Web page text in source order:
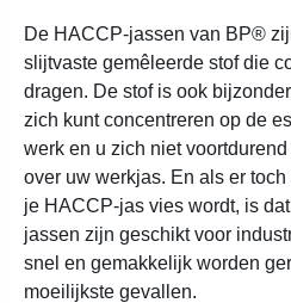
De HACCP-jassen van BP®
slijtvaste gemêleerde stof die
dragen. De stof is ook
zich kunt concentreren op de
werk en u zich niet
over uw werkjas. En als er
je HACCP-jas vies wordt, is
jassen zijn geschikt voor
snel en gemakkelijk worden
moeilijkste gevallen.